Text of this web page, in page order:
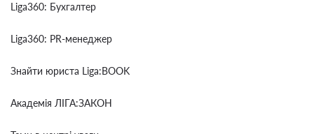
Liga360: Бухгалтер
Liga360: PR-менеджер
Знайти юриста Liga:BOOK
Академія ЛІГА:ЗАКОН